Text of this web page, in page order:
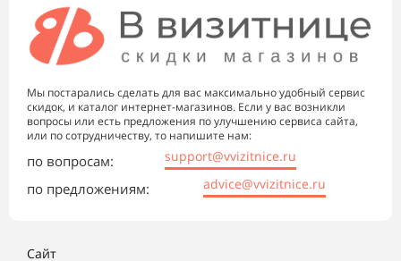
Мы постарались сделать для вас максимально удобный сервис
скидок, и каталог интернет-магазинов. Если у вас возникли
вопросы или есть предложения по улучшению сервиса сайта,
или по сотрудничеству, то напишите нам:
по вопросам: support@vvizitnice.ru
по предложениям: advice@vvizitnice.ru
Сайт